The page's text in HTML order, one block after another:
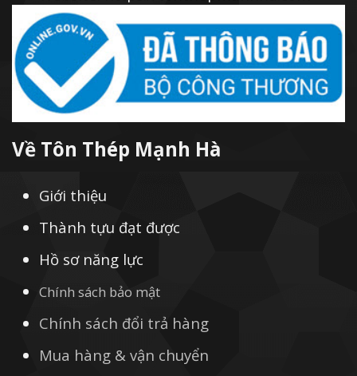
Về Tôn Thép Mạnh Hà
Giới thiệu
Thành tựu đạt được
Hồ sơ năng lực
Chính sách bảo mật
Chính sách đổi trả hàng
Mua hàng & vận chuyển